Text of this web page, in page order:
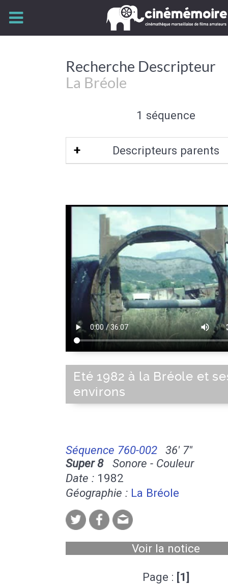
Recherche Descripteur
La Bréole
1 séquence
Descripteurs parents
de la France|Europe de l'Ouest|
Européenne
Europe
Eté 1982 à la Bréole et
environs
Séquence 760-002
36' 7''
Super 8Sonore - Couleur
Date : 1982
Géographie : La Bréole
Voir la notice
Page : [1]